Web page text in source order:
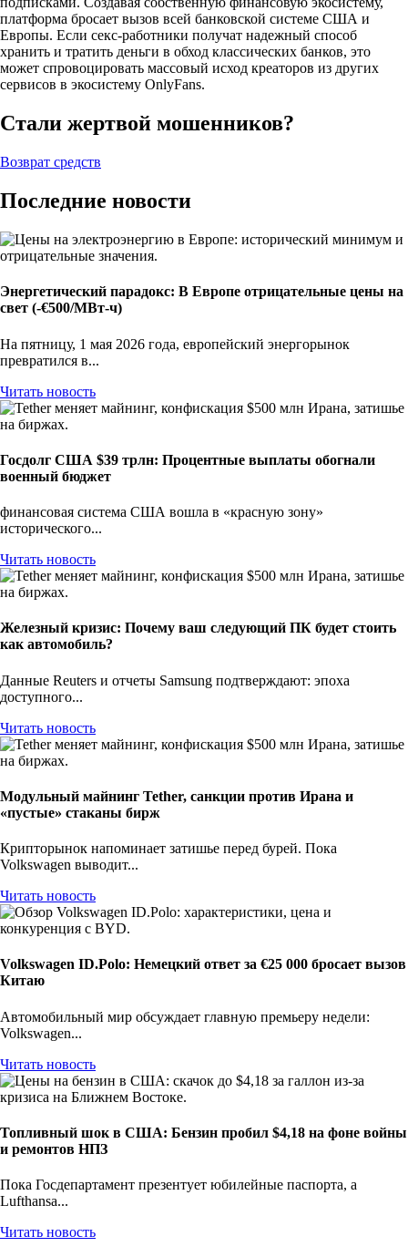
платформа бросает вызов всей банковской системе США и
Европы. Если секс-работники получат надежный способ
хранить и тратить деньги в обход классических банков, это
может спровоцировать массовый исход креаторов из других
сервисов в экосистему OnlyFans.
Стали жертвой мошенников?
Возврат средств
Последние новости
Энергетический парадокс: В Европе отрицательные цены на
свет (-€500/МВт-ч)
На пятницу, 1 мая 2026 года, европейский энергорынок
превратился в...
Читать новость
Госдолг США $39 трлн: Процентные выплаты обогнали
военный бюджет
финансовая система США вошла в «красную зону»
исторического...
Читать новость
Железный кризис: Почему ваш следующий ПК будет стоить
как автомобиль?
Данные Reuters и отчеты Samsung подтверждают: эпоха
доступного...
Читать новость
Модульный майнинг Tether, санкции против Ирана и
«пустые» стаканы бирж
Крипторынок напоминает затишье перед бурей. Пока
Volkswagen выводит...
Читать новость
Volkswagen ID.Polo: Немецкий ответ за €25 000 бросает вызов
Китаю
Автомобильный мир обсуждает главную премьеру недели:
Volkswagen...
Читать новость
Топливный шок в США: Бензин пробил $4,18 на фоне войны
и ремонтов НПЗ
Пока Госдепартамент презентует юбилейные паспорта, а
Lufthansa...
Читать новость